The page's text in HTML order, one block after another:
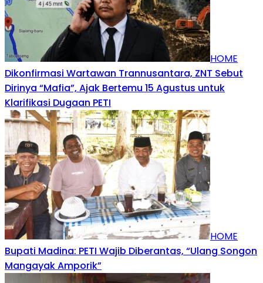
HOME
Dikonfirmasi Wartawan Trannusantara, ZNT Sebut
Dirinya “Mafia”, Ajak Bertemu 15 Agustus untuk
Klarifikasi Dugaan PETI
HOME
Bupati Madina: PETI Wajib Diberantas, “Ulang Songon
Mangayak Amporik”